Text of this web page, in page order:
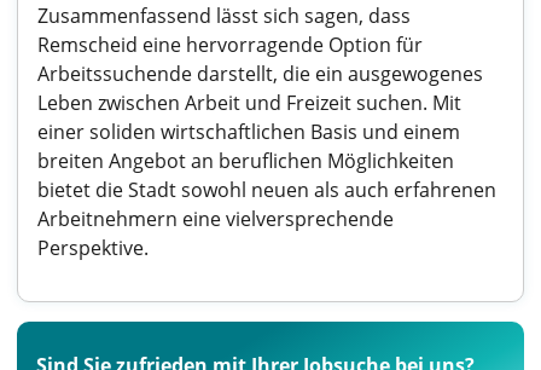
Zusammenfassend lässt sich sagen, dass
Remscheid eine hervorragende Option für
Arbeitssuchende darstellt, die ein ausgewogenes
Leben zwischen Arbeit und Freizeit suchen. Mit
einer soliden wirtschaftlichen Basis und einem
breiten Angebot an beruflichen Möglichkeiten
bietet die Stadt sowohl neuen als auch erfahrenen
Arbeitnehmern eine vielversprechende
Perspektive.